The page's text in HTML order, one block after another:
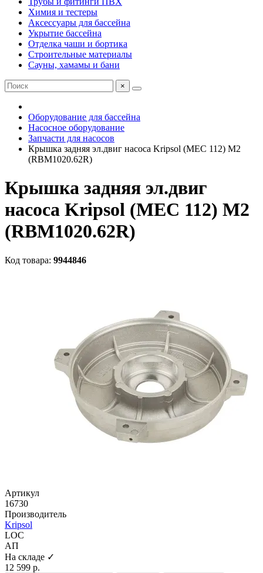
Химия и тестеры
Аксессуары для бассейна
Укрытие бассейна
Отделка чаши и бортика
Строительные материалы
Сауны, хамамы и бани
×
Оборудование для бассейна
Насосное оборудование
Запчасти для насосов
Крышка задняя эл.двиг насоса Kripsol (MEC 112) M2
(RBM1020.62R)
Крышка задняя эл.двиг
насоса Kripsol (MEC 112) M2
(RBM1020.62R)
Код товара: 9944846
Артикул
16730
Производитель
Kripsol
LOC
АП
На складе ✓
12 599 р.